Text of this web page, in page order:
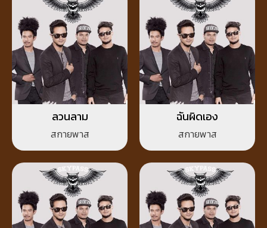
ลวนลาม
สกายพาส
ฉันผิดเอง
สกายพาส